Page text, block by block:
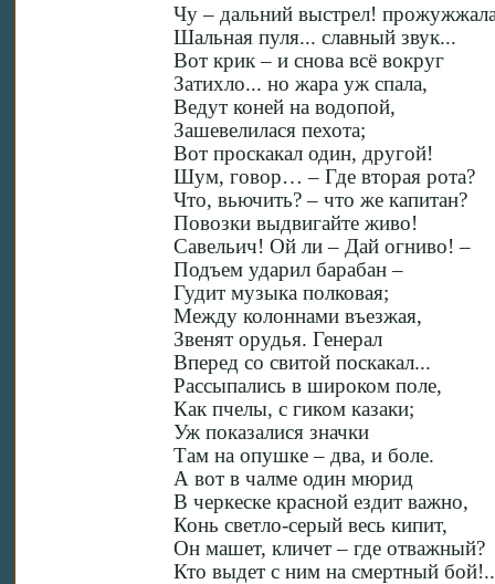
Чу – дальний выстрел!
Шальная пуля... славный звук...
Вот крик – и снова всё вокруг
Затихло... но жара уж спала,
Ведут коней на водопой,
Зашевелилася пехота;
Вот проскакал один, другой!
Шум, говор… – Где вторая рота?
Что, вьючить? – что же капитан?
Повозки выдвигайте живо!
Савельич! Ой ли – Дай огниво! –
Подъем ударил барабан –
Гудит музыка полковая;
Между колоннами въезжая,
Звенят орудья. Генерал
Вперед со свитой поскакал...
Рассыпались в широком поле,
Как пчелы, с гиком казаки;
Уж показалися значки
Там на опушке – два, и боле.
А вот в чалме один мюрид
В черкеске красной ездит важно,
Конь светло-серый весь кипит,
Он машет, кличет – где отважный?
Кто выдет с ним на смертный бой!..